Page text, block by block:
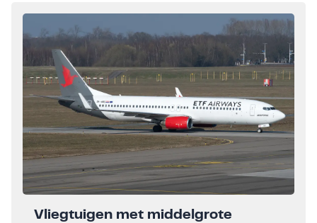
Vliegtuigen met middelgrote